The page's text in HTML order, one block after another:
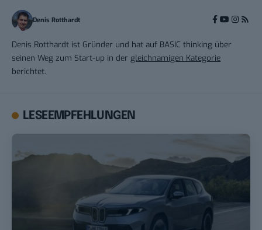
Denis Rotthardt
Denis Rotthardt ist Gründer und hat auf BASIC thinking über
seinen Weg zum Start-up in der gleichnamigen Kategorie
berichtet.
LESEEMPFEHLUNGEN